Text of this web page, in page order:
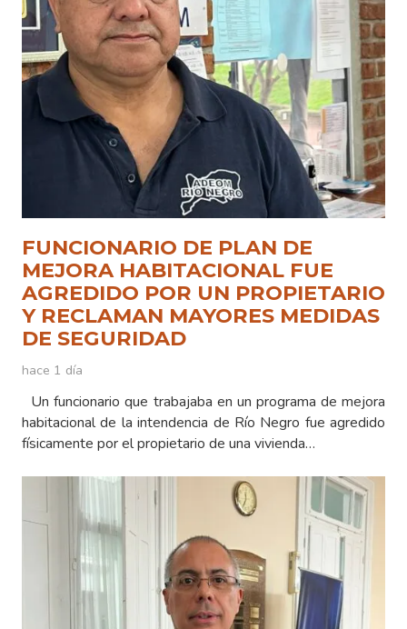
FUNCIONARIO DE PLAN DE
MEJORA HABITACIONAL FUE
AGREDIDO POR UN PROPIETARIO
Y RECLAMAN MAYORES MEDIDAS
DE SEGURIDAD
hace 1 día
Un funcionario que trabajaba en un programa de mejora
habitacional de la intendencia de Río Negro fue agredido
físicamente por el propietario de una vivienda…